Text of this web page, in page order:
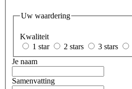
Uw waardering
Kwaliteit
1 star
2 stars 3 stars
Je naam
Samenvatting